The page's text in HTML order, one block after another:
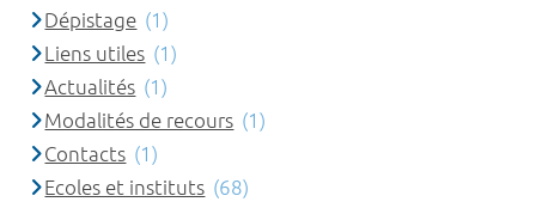
Dépistage (1)
Liens utiles (1)
Actualités (1)
Modalités de recours (1)
Contacts (1)
Ecoles et instituts (68)